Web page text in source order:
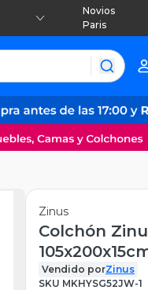
Novios
Paris
Zinus
Colchón
Pr
Vendido porZinus
SKU MKHYSG52JW-1